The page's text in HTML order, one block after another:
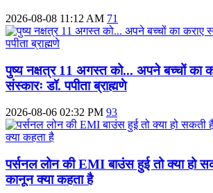
2026-08-08 11:12 AM 71
पुष्य नक्षत्र 11 अगस्त को... अपने बच्चों का
संस्कारः डॉ. पपीता ब्राह्मणे
2026-08-06 02:32 PM 93
पर्सनल लोन की EMI बाउंस हुई तो क्या हो
कानून क्या कहता है